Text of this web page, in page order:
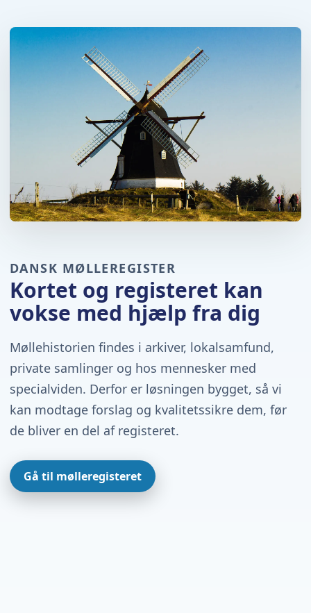
DANSK MØLLEREGISTER
Kortet og registeret kan
vokse med hjælp fra dig
Møllehistorien findes i arkiver, lokalsamfund,
private samlinger og hos mennesker med
specialviden. Derfor er løsningen bygget, så vi
kan modtage forslag og kvalitetssikre dem, før
de bliver en del af registeret.
Gå til mølleregisteret